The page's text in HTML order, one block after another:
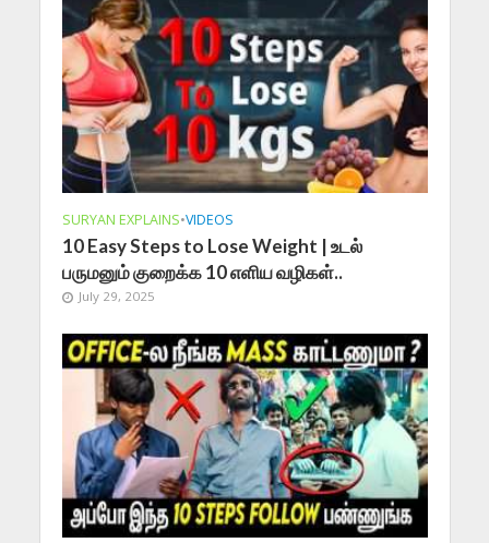
SURYAN EXPLAINS•VIDEOS
10 Easy Steps to Lose Weight | உடல்
பருமனும் குறைக்க 10 எளிய வழிகள்..
July 29, 2025